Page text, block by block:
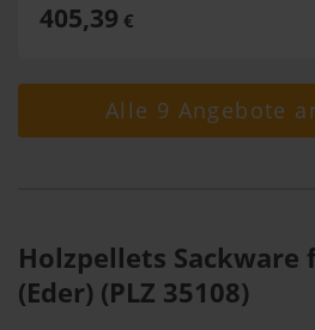
405,39 €
Alle 9 Angebote
Holzpellets
(Eder) (PLZ 35108)